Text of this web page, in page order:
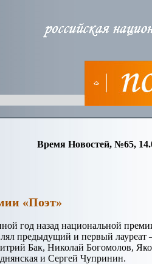
Время Новостей, №65,
«Поэт»
год назад национальной
предыдущий и первый
Бак, Николай Богомолов,
и Сергей Чупринин.